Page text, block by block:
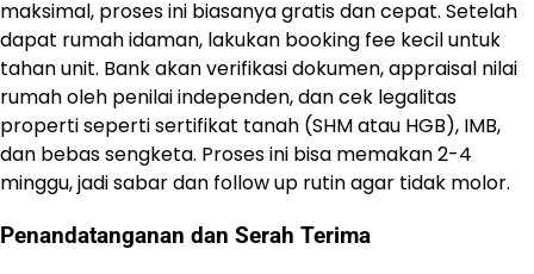
maksimal, proses ini biasanya gratis dan cepat. Setelah
dapat rumah idaman, lakukan booking fee kecil untuk
tahan unit. Bank akan verifikasi dokumen, appraisal nilai
rumah oleh penilai independen, dan cek legalitas
properti seperti sertifikat tanah (SHM atau HGB), IMB,
dan bebas sengketa. Proses ini bisa memakan 2-4
minggu, jadi sabar dan follow up rutin agar tidak molor.
Penandatanganan dan Serah Terima